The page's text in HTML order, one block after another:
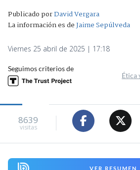
Publicado porDavid Vergara
La información es deJaime Sepúlveda
Viernes 25 abril de 2025 | 17:18
Seguimos criterios de
Ética
8639
visitas
VER RESUMEN